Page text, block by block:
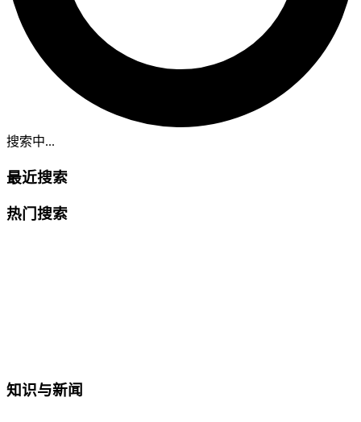
搜索中...
最近搜索
热门搜索
知识与新闻